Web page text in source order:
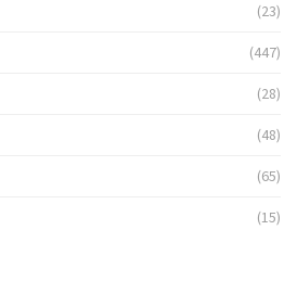
(23)
(447)
(28)
(48)
(65)
(15)